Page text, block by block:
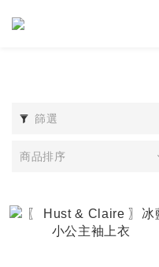
篩選
商品排序